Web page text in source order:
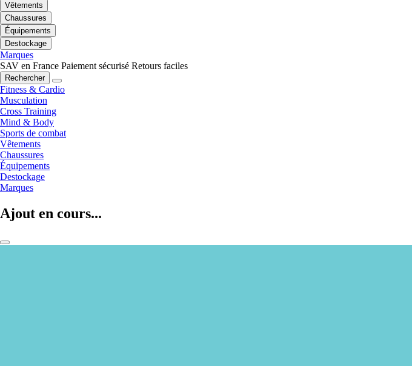
Vêtements
Chaussures
Équipements
Destockage
Marques
SAV en France Paiement sécurisé Retours faciles
Rechercher
Fitness & Cardio
Musculation
Cross Training
Mind & Body
Sports de combat
Vêtements
Chaussures
Équipements
Destockage
Marques
Ajout en cours...